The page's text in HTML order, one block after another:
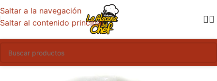
Saltar a la navegación
Saltar al contenido principal